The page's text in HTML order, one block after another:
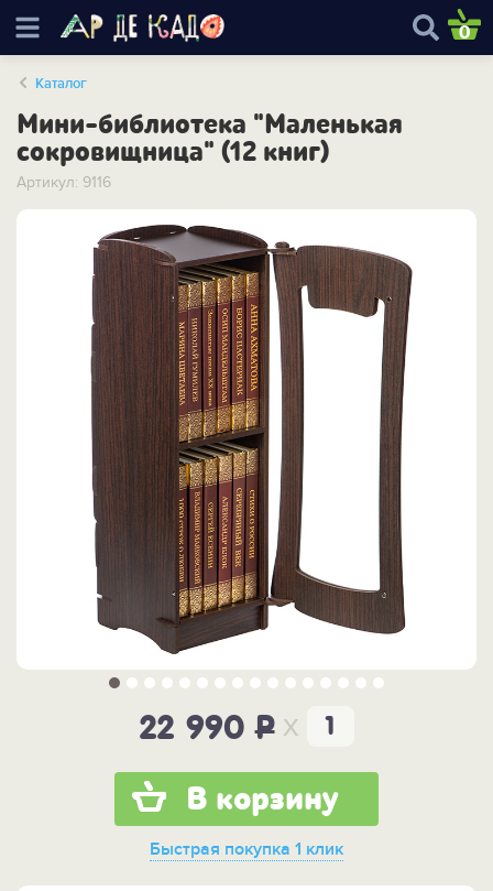
0
Каталог
Мини-библиотека "Маленькая
сокровищница" (12 книг)
Артикул: 9116
22 990P x
В корзину
Быстрая покупка 1 клик